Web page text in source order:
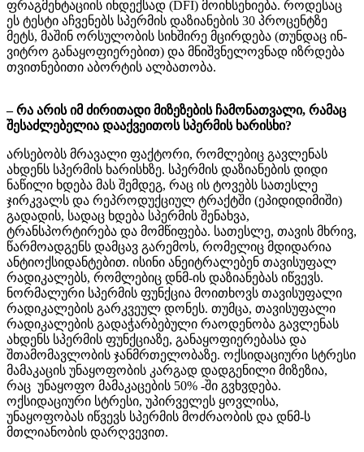
ფრაგმენტაციის ინდექსად (DFI) მოიხსენიება. როდესაც
ეს ტესტი აჩვენებს სპერმის დაზიანების 30 პროცენტზე
მეტს, მაშინ ორსულობის სიხშირე მცირდება (თუნდაც ინ-
ვიტრო განაყოფიერებით) და მნიშვნელოვნად იზრდება
თვითნებითი აბორტის ალბათობა.
– რა არის იმ ძირითადი მიზეზების ჩამონათვალი, რამაც
შესაძლებელია დააქვეითოს სპერმის ხარისხი?
არსებობს მრავალი ფაქტორი, რომლებიც გავლენას
ახდენს სპერმის ხარისხზე. სპერმის დაზიანების დიდი
ნაწილი ხდება მას შემდეგ, რაც ის ტოვებს სათესლე
ჯირკვალს და რეპროდუქციულ ტრაქტში (ეპიდიდიმიში)
გადადის, სადაც ხდება სპერმის შენახვა,
ტრანსპორტირება და მომწიფება. სათესლე, თავის მხრივ,
წარმოადგენს დამცავ გარემოს, რომელიც მდიდარია
ანტიოქსიდანტებით. ისინი ანეიტრალებენ თავისუფალ
რადიკალებს, რომლებიც დნმ-ის დაზიანებას იწვევს.
ნორმალური სპერმის ფუნქცია მოითხოვს თავისუფალი
რადიკალების გარკვეულ დონეს. თუმცა, თავისუფალი
რადიკალების გადაჭარბებული რაოდენობა გავლენას
ახდენს სპერმის ფუნქციაზე, განაყოფიერებასა და
შთამომავლობის ჯანმრთელობაზე. ოქსიდაციური სტრესი
მამაკაცის უნაყოფობის კარგად დადგენილი მიზეზია,
რაც უნაყოფო მამაკაცების 50% -ში გვხვდება.
ოქსიდაციური სტრესი, უპირველეს ყოვლისა,
უნაყოფობას იწვევს სპერმის მოძრაობის და დნმ-ს
მთლიანობის დარღვევით.